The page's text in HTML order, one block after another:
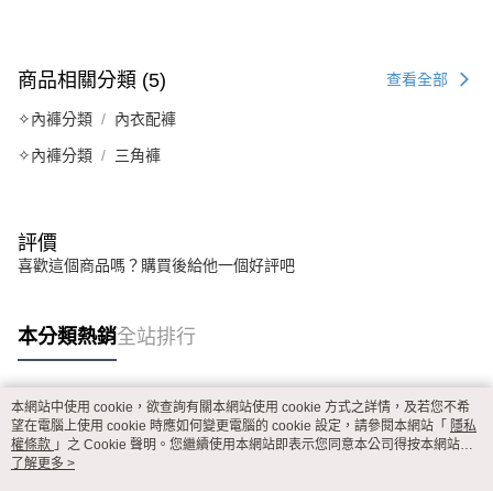
商品相關分類 (5) 查看全部
✧內褲分類 內衣配褲
✧內褲分類 三角褲
評價
喜歡這個商品嗎？購買後給他一個好評吧
本分類熱銷全站排行
熱門標籤
本網站中使用 cookie，欲查詢有關本網站使用 cookie 方式之詳情，及若您不希
望在電腦上使用 cookie 時應如何變更電腦的 cookie 設定，請參閱本網站「 隱私
權條款 」之 Cookie 聲明。您繼續使用本網站即表示您同意本公司得按本網站使
用條款之 Cookie 聲明使用 cookie。
了解更多 >